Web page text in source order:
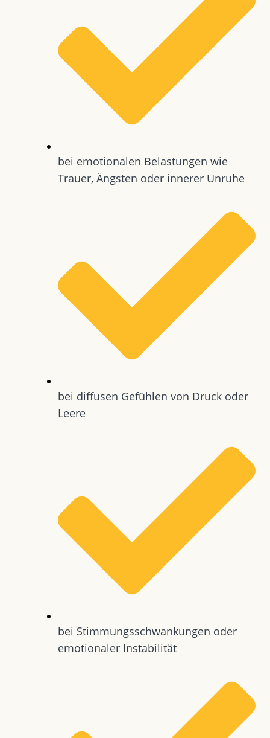
bei emotionalen Belastungen wie
Trauer, Ängsten oder innerer Unruhe
bei diffusen Gefühlen von Druck oder
Leere
bei Stimmungsschwankungen oder
emotionaler Instabilität